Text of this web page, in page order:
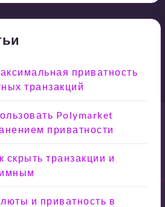
приватность
транзакций
Polymarket
приватности
скрыть транзакции и
и приватность в